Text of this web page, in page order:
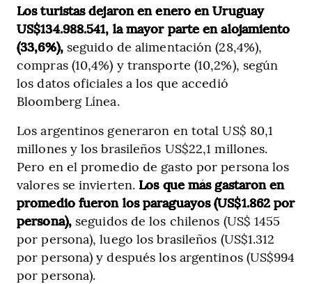
Los turistas dejaron en enero en Uruguay
US$134.988.541, la mayor parte en alojamiento
(33,6%),seguido de alimentación (28,4%),
compras (10,4%) y transporte (10,2%), según
los datos oficiales a los que accedió
Bloomberg Línea.
Los argentinos generaron en total US$ 80,1
millones y los brasileños US$22,1 millones.
Pero en el promedio de gasto por persona los
valores se invierten. Los que más gastaron en
promedio fueron los paraguayos (US$1.862 por
persona),seguidos de los chilenos (US$ 1455
por persona), luego los brasileños (US$1.312
por persona) y después los argentinos (US$994
por persona).